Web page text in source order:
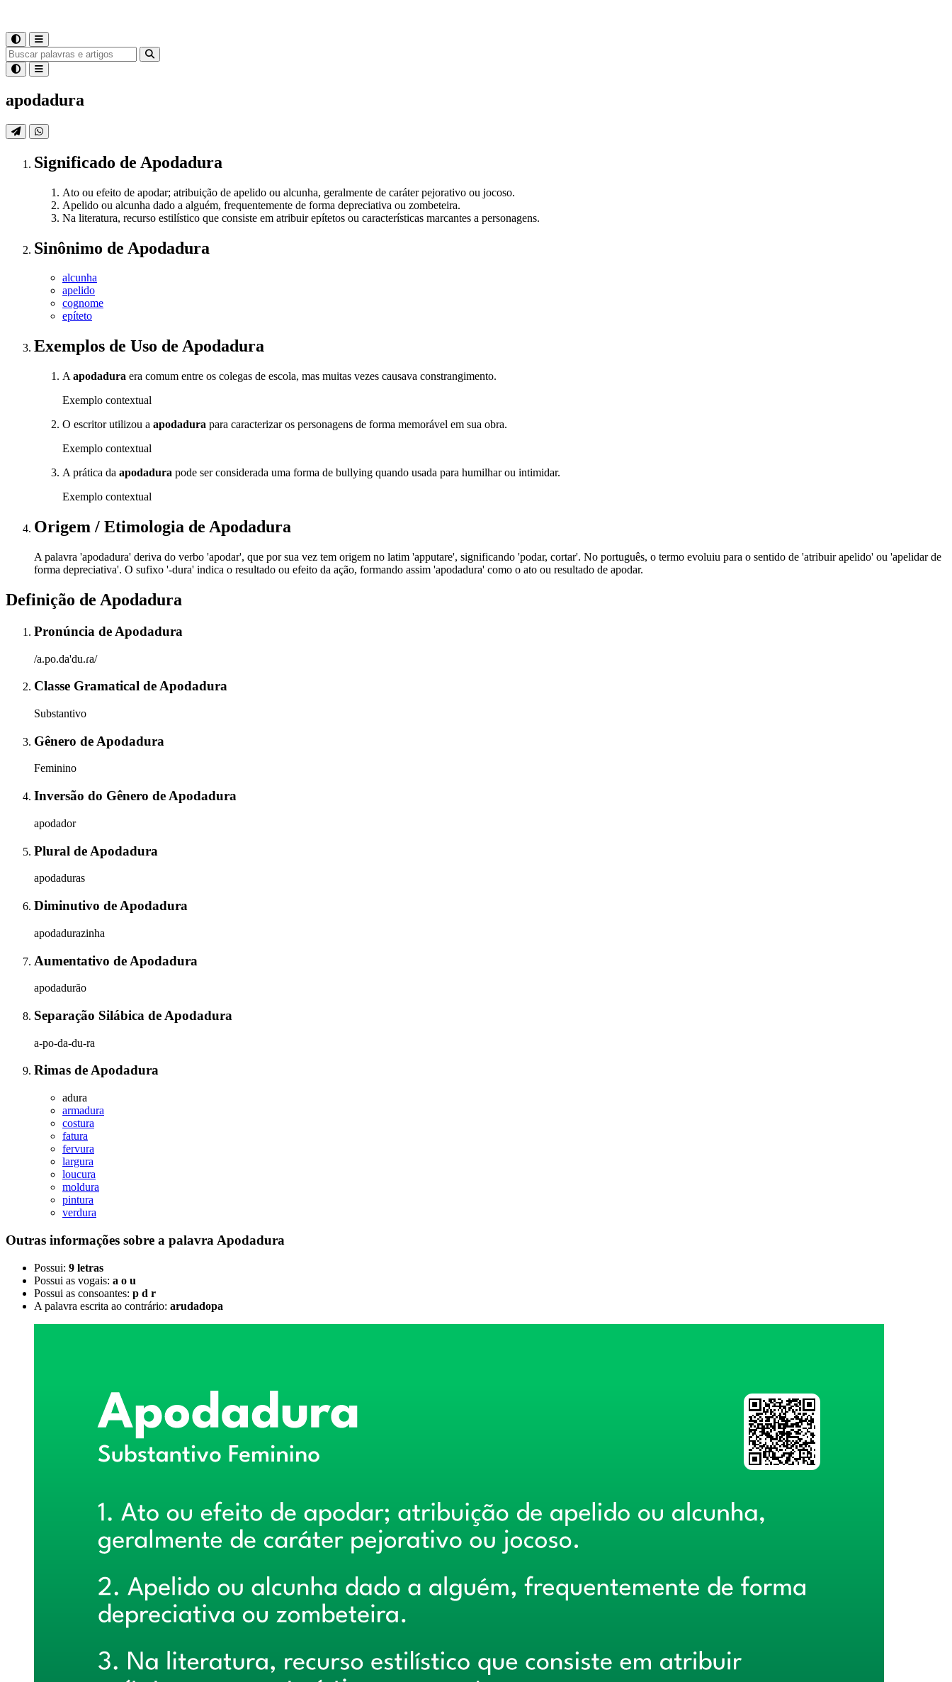
apodadura
Significado de Apodadura
Ato ou efeito de apodar; atribuição de apelido ou alcunha, geralmente de caráter pejorativo ou jocoso.
Apelido ou alcunha dado a alguém, frequentemente de forma depreciativa ou zombeteira.
Na literatura, recurso estilístico que consiste em atribuir epítetos ou características marcantes a personagens.
Sinônimo de Apodadura
alcunha
apelido
cognome
epíteto
Exemplos de Uso de Apodadura
A apodadura era comum entre os colegas de escola, mas muitas vezes causava constrangimento.
Exemplo contextual
O escritor utilizou a apodadura para caracterizar os personagens de forma memorável em sua obra.
Exemplo contextual
A prática da apodadura pode ser considerada uma forma de bullying quando usada para humilhar ou intimidar.
Exemplo contextual
Origem / Etimologia de Apodadura
A palavra 'apodadura' deriva do verbo 'apodar', que por sua vez tem origem no latim 'apputare', significando 'podar, cortar'. No português, o termo evoluiu para o sentido de 'atribuir apelido' ou 'apelidar de
forma depreciativa'. O sufixo '-dura' indica o resultado ou efeito da ação, formando assim 'apodadura' como o ato ou resultado de apodar.
Definição de Apodadura
Pronúncia de Apodadura
/a.po.da'du.ɾa/
Classe Gramatical deApodadura
Substantivo
Gênero de Apodadura
Feminino
Inversão do Gênero de Apodadura
apodador
Plural de Apodadura
apodaduras
Diminutivo de Apodadura
apodadurazinha
Aumentativo de Apodadura
apodadurão
Separação Silábica de Apodadura
a-po-da-du-ra
Rimas deApodadura
adura
armadura
costura
fatura
fervura
largura
loucura
moldura
pintura
verdura
Outras informações sobre a palavra Apodadura
Possui: 9 letras
Possui as vogais: a o u
Possui as consoantes: p d r
A palavra escrita ao contrário: arudadopa